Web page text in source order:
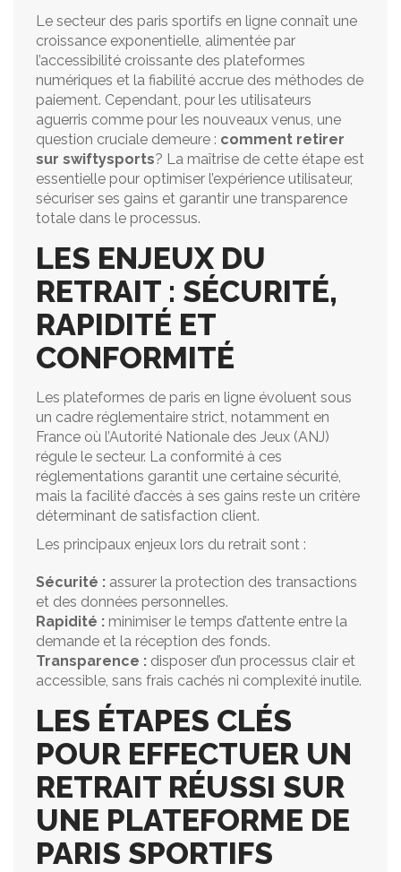
Le secteur des paris sportifs en ligne connaît une
croissance exponentielle, alimentée par
l’accessibilité croissante des plateformes
numériques et la fiabilité accrue des méthodes de
paiement. Cependant, pour les utilisateurs
aguerris comme pour les nouveaux venus, une
question cruciale demeure : comment retirer
sur swiftysports? La maîtrise de cette étape est
essentielle pour optimiser l’expérience utilisateur,
sécuriser ses gains et garantir une transparence
totale dans le processus.
LES ENJEUX DU
RETRAIT : SÉCURITÉ,
RAPIDITÉ ET
CONFORMITÉ
Les plateformes de paris en ligne évoluent sous
un cadre réglementaire strict, notamment en
France où l’Autorité Nationale des Jeux (ANJ)
régule le secteur. La conformité à ces
réglementations garantit une certaine sécurité,
mais la facilité d’accès à ses gains reste un critère
déterminant de satisfaction client.
Les principaux enjeux lors du retrait sont :
Sécurité : assurer la protection des transactions
et des données personnelles.
Rapidité : minimiser le temps d’attente entre la
demande et la réception des fonds.
Transparence : disposer d’un processus clair et
accessible, sans frais cachés ni complexité inutile.
LES ÉTAPES CLÉS
POUR EFFECTUER UN
RETRAIT RÉUSSI SUR
UNE PLATEFORME DE
PARIS SPORTIFS